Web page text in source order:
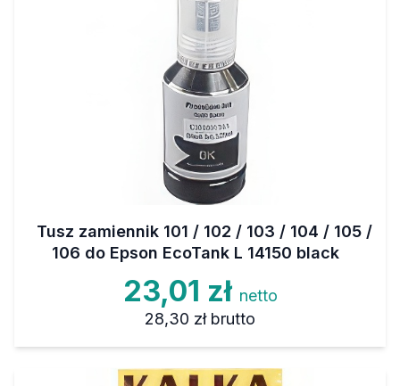
Tusz zamiennik 101 / 102 / 103 / 104 / 105 /
106 do Epson EcoTank L 14150 black
23,01 zł netto
28,30 zł brutto